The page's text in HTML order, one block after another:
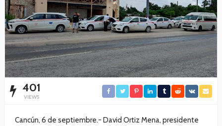
401
VIEWS
Cancún, 6 de septiembre.- David Ortiz Mena, presidente